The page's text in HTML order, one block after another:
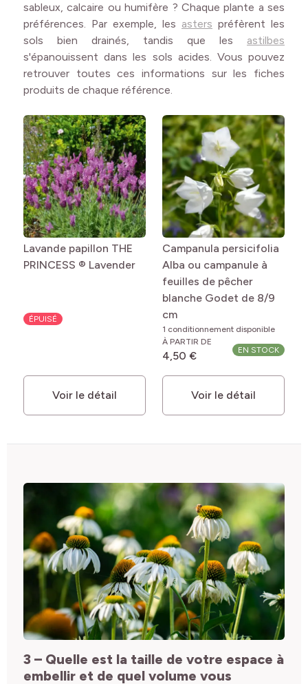
sableux, calcaire ou humifère ? Chaque plante a ses
préférences. Par exemple, les asters préfèrent les
sols bien drainés, tandis que les astilbes
s'épanouissent dans les sols acides. Vous pouvez
retrouver toutes ces informations sur les fiches
produits de chaque référence.
Lavande papillon THE
PRINCESS ® Lavender
ÉPUISÉ
Voir le détail
Campanula persicifolia
Alba ou campanule à
feuilles de pêcher
blanche Godet de 8/9
cm
1 conditionnement disponible
À PARTIR DE
4,50 € EN STOCK
Voir le détail
3 – Quelle est la taille de votre espace à
embellir et de quel volume vous